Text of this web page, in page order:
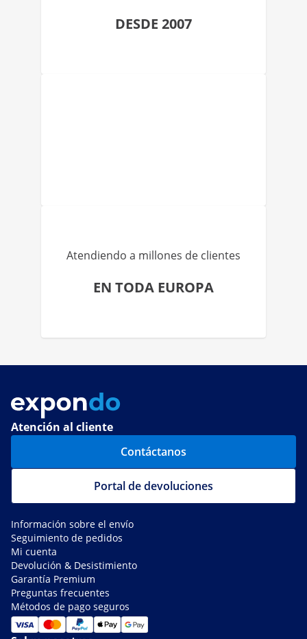
DESDE 2007
Atendiendo a millones de clientes
EN TODA EUROPA
Atención al cliente
Contáctanos
Portal de devoluciones
Información sobre el envío
Seguimiento de pedidos
Mi cuenta
Devolución & Desistimiento
Garantía Premium
Preguntas frecuentes
Métodos de pago seguros